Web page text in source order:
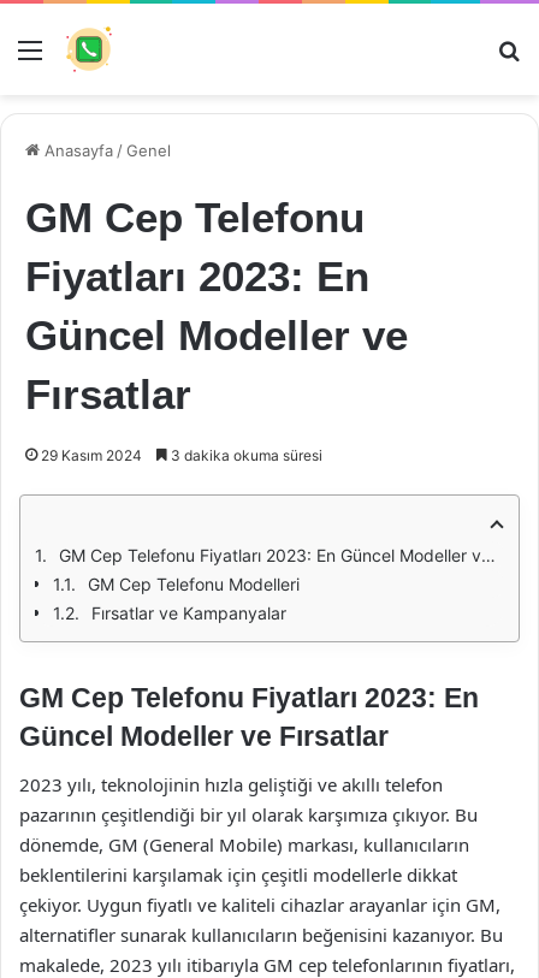
Menü
Anasayfa /Genel
GM Cep Telefonu
Fiyatları 2023: En
Güncel Modeller ve
Fırsatlar
29 Kasım 2024 3 dakika okuma süresi
GM Cep Telefonu Fiyatları 2023: En Güncel Modeller ve Fırsatlar
GM Cep Telefonu Modelleri
Fırsatlar ve Kampanyalar
GM Cep Telefonu Fiyatları 2023: En
Güncel Modeller ve Fırsatlar
2023 yılı, teknolojinin hızla geliştiği ve akıllı telefon
pazarının çeşitlendiği bir yıl olarak karşımıza çıkıyor. Bu
dönemde, GM (General Mobile) markası, kullanıcıların
beklentilerini karşılamak için çeşitli modellerle dikkat
çekiyor. Uygun fiyatlı ve kaliteli cihazlar arayanlar için GM,
alternatifler sunarak kullanıcıların beğenisini kazanıyor. Bu
makalede, 2023 yılı itibarıyla GM cep telefonlarının fiyatları,